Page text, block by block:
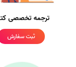
ترجمه تخصصی
ثبت سفارش